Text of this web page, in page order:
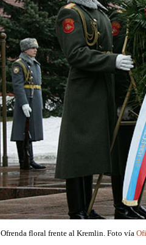
Ofrenda floral frente al Kremlin. Foto vía